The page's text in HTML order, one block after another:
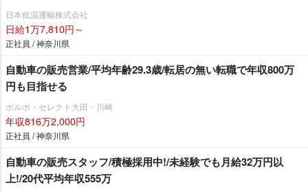
日本低温運輸株式会社
日給1万7,810円～
正社員 / 神奈川県
自動車の販売営業/平均年齢29.3歳/転居の無い転職で年収800万
円も目指せる
ボルボ・セレクト大田・川崎
年収816万2,000円
正社員 / 神奈川県
自動車の販売スタッフ/積極採用中!/未経験でも月給32万円以
上!/20代平均年収555万